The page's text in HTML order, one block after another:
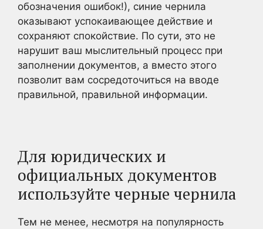
обозначения ошибок!), синие чернила
оказывают успокаивающее действие и
сохраняют спокойствие. По сути, это не
нарушит ваш мыслительный процесс при
заполнении документов, а вместо этого
позволит вам сосредоточиться на вводе
правильной, правильной информации.
Для юридических и
официальных документов
используйте черные чернила
Тем не менее, несмотря на популярность